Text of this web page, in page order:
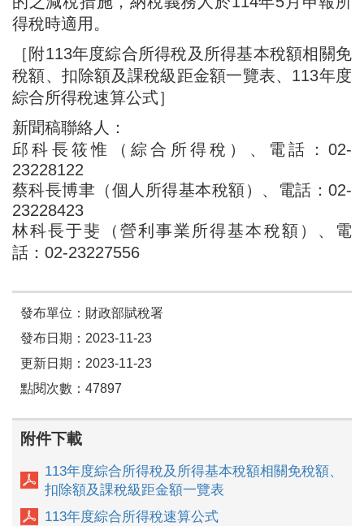
得稅時適用。
［附113年度綜合所得稅及所得基本稅額相關免
稅額、扣除額及課稅級距金額一覽表、113年度
綜合所得稅速算公式］
新聞稿聯絡人：
邱科長筱惟（綜合所得稅）、電話：02-
23228122
蔡科長博聿（個人所得基本稅額）、電話：02-
23228423
林科長于斐（營利事業所得基本稅額）、電
話：02-23227556
發布單位：財政部賦稅署
發布日期：2023-11-23
更新日期：2023-11-23
點閱次數：47897
附件下載
113年度綜合所得稅及所得基本稅額相關免稅額、
扣除額及課稅級距金額一覽表
113年度綜合所得稅速算公式